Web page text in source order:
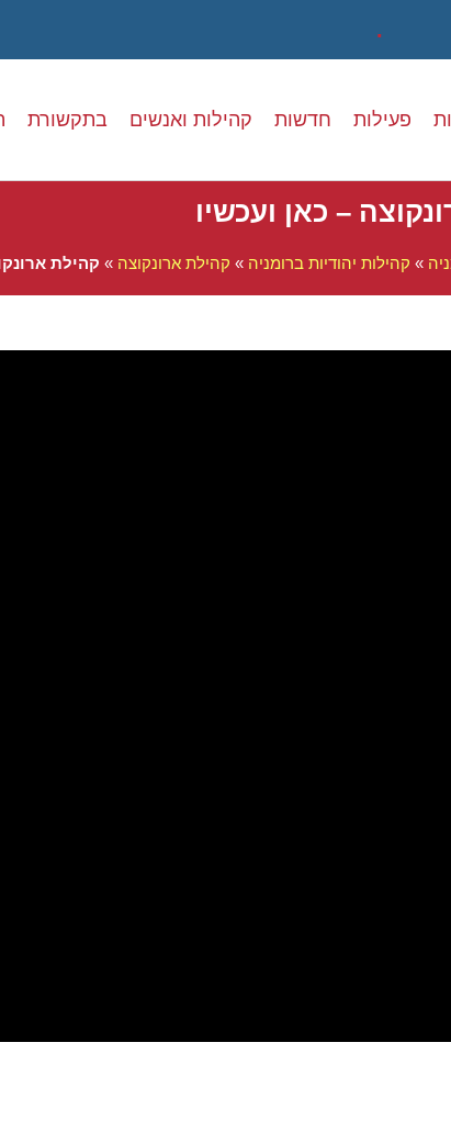
.
פעילות חדשות קהילות ואנשים בתקשורת
– כאן ועכשיו
» קהילות יהודיות ברומניה » קהילת ארונקוצה » קהילת